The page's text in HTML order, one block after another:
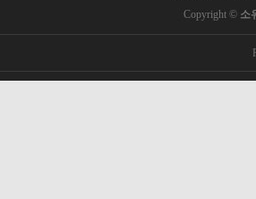
Copyright © 소